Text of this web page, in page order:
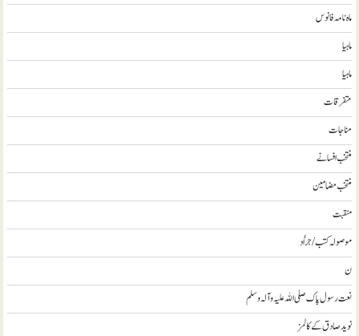
ماہ نامہ فانوس
ماہیا
ماہیا
متفرقات
مناجات
منتخب افسانے
منتخب مضامين
منقبت
موصولہ کتب / جراٗد
ن
نعت رسول پاک صلی اللہ علیہ و آلہ وسلم
نويد صادق کے کالمز